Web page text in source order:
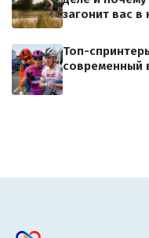
загонит вас в
Топ-
современный